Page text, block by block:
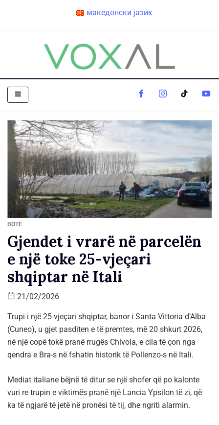
македонски јазик
BOTË
Gjendet i vrarë në parcelën
e një toke 25-vjeçari
shqiptar në Itali
21/02/2026
Trupi i një 25-vjeçari shqiptar, banor i Santa Vittoria d’Alba
(Cuneo), u gjet pasditen e të premtes, më 20 shkurt 2026,
në një copë tokë pranë rrugës Chivola, e cila të çon nga
qendra e Bra-s në fshatin historik të Pollenzo-s në Itali.
Mediat italiane bëjnë të ditur se një shofer që po kalonte
vuri re trupin e viktimës pranë një Lancia Ypsilon të zi, që
ka të ngjarë të jetë në pronësi të tij, dhe ngriti alarmin.